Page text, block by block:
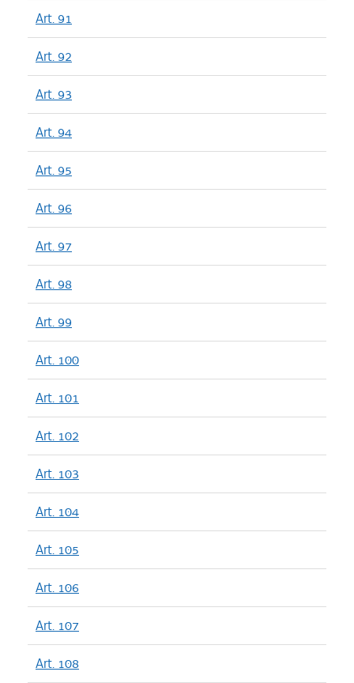
Art. 91
Art. 92
Art. 93
Art. 94
Art. 95
Art. 96
Art. 97
Art. 98
Art. 99
Art. 100
Art. 101
Art. 102
Art. 103
Art. 104
Art. 105
Art. 106
Art. 107
Art. 108